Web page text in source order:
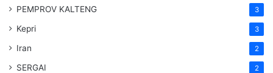
PEMPROV KALTENG 3
Kepri 3
Iran 2
SERGAI 2